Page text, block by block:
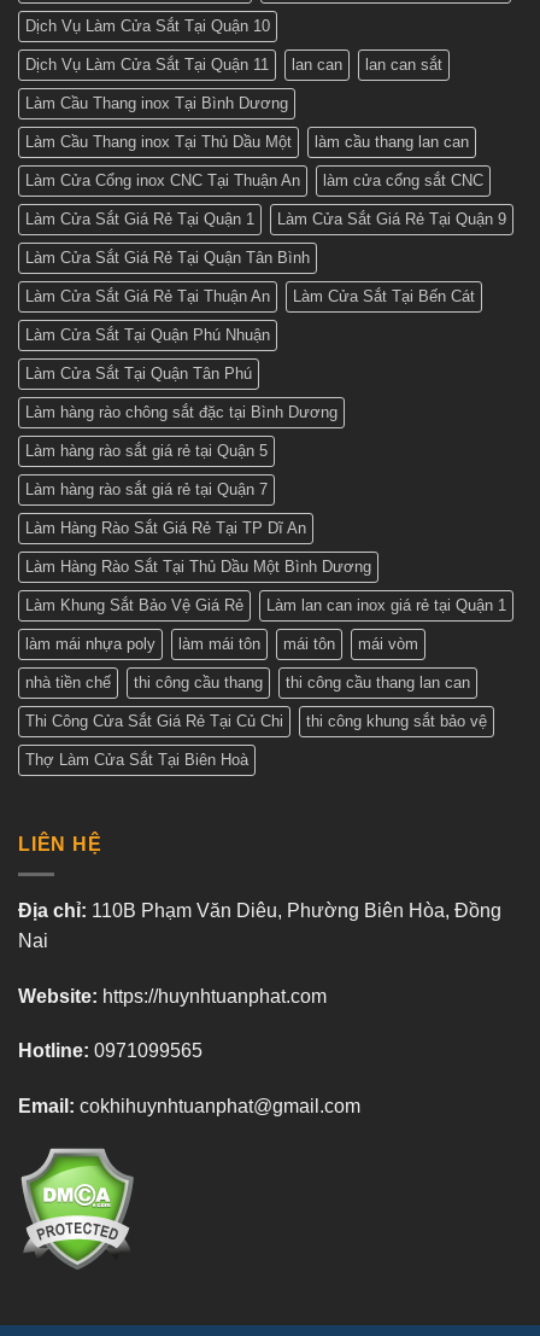
Dịch Vụ Làm Cửa Sắt Tại Quận 10
Dịch Vụ Làm Cửa Sắt Tại Quận 11 lan can lan can sắt
Làm Cầu Thang inox Tại Bình Dương
Làm Cầu Thang inox Tại Thủ Dầu Một làm cầu thang lan can
Làm Cửa Cổng inox CNC Tại Thuận An làm cửa cổng sắt CNC
Làm Cửa Sắt Giá Rẻ Tại Quận 1 Làm Cửa Sắt Giá Rẻ Tại Quận 9
Làm Cửa Sắt Giá Rẻ Tại Quận Tân Bình
Làm Cửa Sắt Giá Rẻ Tại Thuận An Làm Cửa Sắt Tại Bến Cát
Làm Cửa Sắt Tại Quận Phú Nhuận
Làm Cửa Sắt Tại Quận Tân Phú
Làm hàng rào chông sắt đặc tại Bình Dương
Làm hàng rào sắt giá rẻ tại Quận 5
Làm hàng rào sắt giá rẻ tại Quận 7
Làm Hàng Rào Sắt Giá Rẻ Tại TP Dĩ An
Làm Hàng Rào Sắt Tại Thủ Dầu Một Bình Dương
Làm Khung Sắt Bảo Vệ Giá Rẻ Làm lan can inox giá rẻ tại Quận 1
làm mái nhựa poly làm mái tôn mái tôn mái vòm
nhà tiền chế thi công cầu thang thi công cầu thang lan can
Thi Công Cửa Sắt Giá Rẻ Tại Củ Chi thi công khung sắt bảo vệ
Thợ Làm Cửa Sắt Tại Biên Hoà
LIÊN HỆ
Địa chỉ: 110B Phạm Văn Diêu, Phường Biên Hòa, Đồng
Nai
Website: https://huynhtuanphat.com
Hotline: 0971099565
Email: cokhihuynhtuanphat@gmail.com